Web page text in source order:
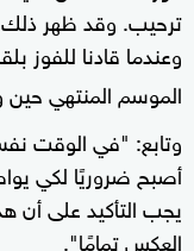
ترحيب. وقد ظهر ذلك
وعندما قادنا للفوز
الموسم المنتهي حين
وتابع: "في الوقت
أصبح ضروريًا لكي
يجب التأكيد على أن
العكس تمامًا".